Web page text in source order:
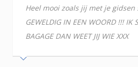
Heel mooi zoals jij met je gidsen
GEWELDIG IN EEN WOORD !!! IK
BAGAGE DAN WEET JIJ WIE XXX